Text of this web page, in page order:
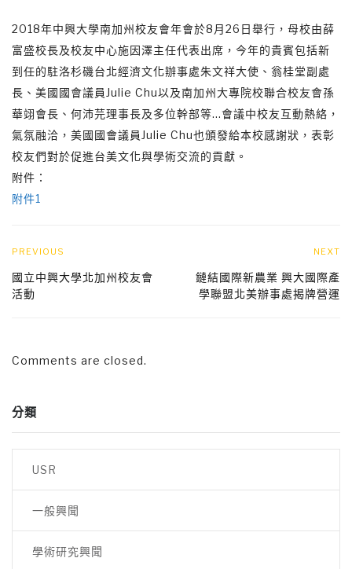
2018年中興大學南加州校友會年會於8月26日舉行，母校由薛
富盛校長及校友中心施因澤主任代表出席，今年的貴賓包括新
到任的駐洛杉磯台北經濟文化辦事處朱文祥大使、翁桂堂副處
長、美國國會議員Julie Chu以及南加州大專院校聯合校友會孫
華翊會長、何沛芫理事長及多位幹部等…會議中校友互動熱絡，
氣氛融洽，美國國會議員Julie Chu也頒發給本校感謝狀，表彰
校友們對於促進台美文化與學術交流的貢獻。
附件：
附件1
PREVIOUS
國立中興大學北加州校友會
活動
NEXT
鏈結國際新農業 興大國際產
學聯盟北美辦事處揭牌營運
Comments are closed.
分類
USR
一般興聞
學術研究興聞